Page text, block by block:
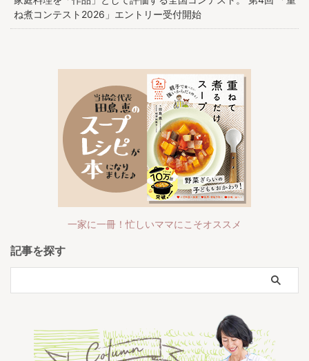
ね煮コンテスト2026」エントリー受付開始
一家に一冊！忙しいママにこそオススメ
記事を探す